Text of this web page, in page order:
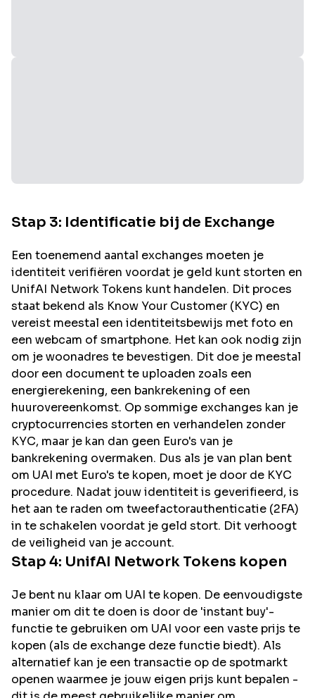
Stap 3: Identificatie bij de Exchange
Een toenemend aantal exchanges moeten je
identiteit verifiëren voordat je geld kunt storten en
UnifAI NetworkTokens kunt handelen. Dit proces
staat bekend als Know Your Customer (KYC) en
vereist meestal een identiteitsbewijs met foto en
een webcam of smartphone. Het kan ook nodig zijn
om je woonadres te bevestigen. Dit doe je meestal
door een document te uploaden zoals een
energierekening, een bankrekening of een
huurovereenkomst. Op sommige exchanges kan je
cryptocurrencies storten en verhandelen zonder
KYC, maar je kan dan geen Euro's van je
bankrekening overmaken. Dus als je van plan bent
om UAI met Euro's te kopen, moet je door de KYC
procedure. Nadat jouw identiteit is geverifieerd, is
het aan te raden om tweefactorauthenticatie (2FA)
in te schakelen voordat je geld stort. Dit verhoogt
de veiligheid van je account.
Stap 4: UnifAI Network Tokens kopen
Je bent nu klaar om UAI te kopen. De eenvoudigste
manier om dit te doen is door de 'instant buy'-
functie te gebruiken om UAI voor een vaste prijs te
kopen (als de exchange deze functie biedt). Als
alternatief kan je een transactie op de spotmarkt
openen waarmee je jouw eigen prijs kunt bepalen -